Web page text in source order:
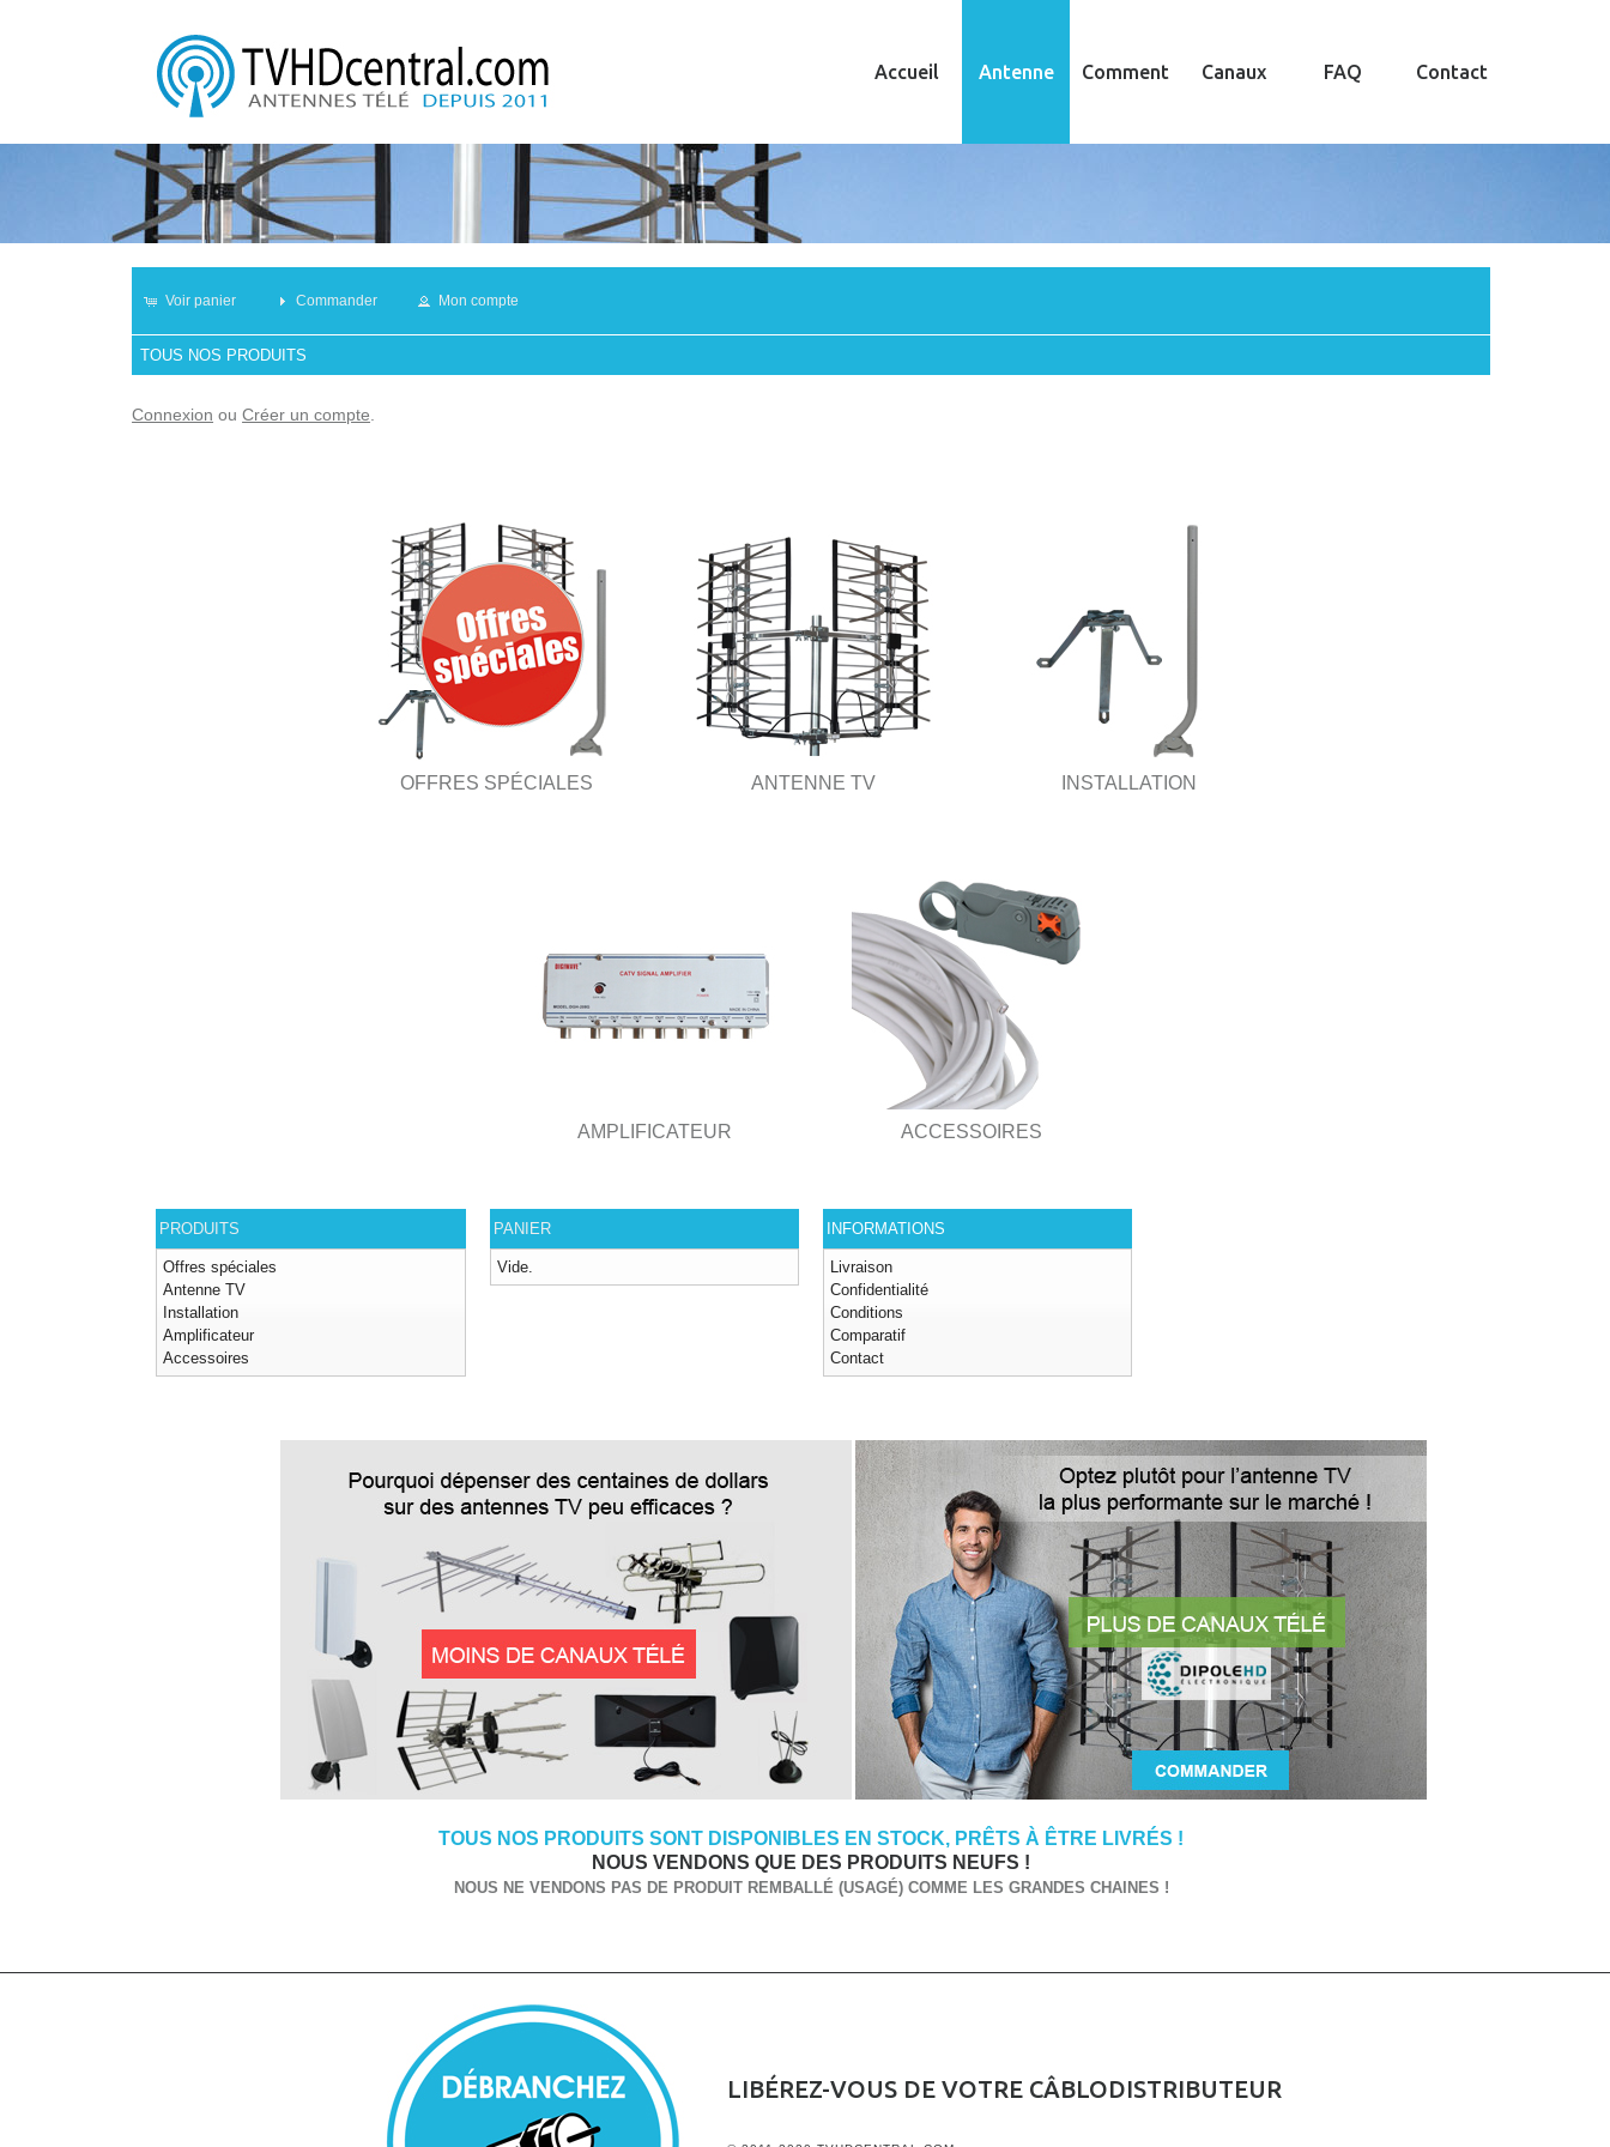
Accueil Antenne Comment Canaux FAQ Contact
Voir panier Commander Mon compte
TOUS NOS PRODUITS
Connexion ouCréer un compte
OFFRES SPÉCIALES ANTENNE TV INSTALLATION
AMPLIFICATEUR ACCESSOIRES
PRODUITS
Offres spéciales
Antenne TV
Installation
Amplificateur
Accessoires
PANIER
Vide.
INFORMATIONS
Livraison
Confidentialité
Conditions
Comparatif
Contact
TOUS NOS PRODUITS SONT DISPONIBLES EN STOCK, PRÊTS À ÊTRE LIVRÉS !
NOUS VENDONS QUE DES PRODUITS NEUFS !
NOUS NE VENDONS PAS DE PRODUIT REMBALLÉ (USAGÉ) COMME LES GRANDES CHAINES !
LIBÉREZ-VOUS DE VOTRE CÂBLODISTRIBUTEUR